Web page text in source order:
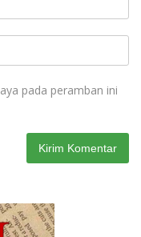
pada peramban ini